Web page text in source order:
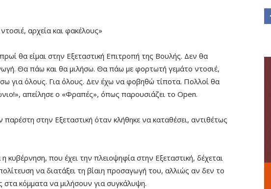
αρχεία και φακέλους»
θα είμαι στην Εξεταστική Επιτροπή της Βουλής. Δεν θα
Θα πάω και θα μιλήσω. Θα πάω με φορτωτή γεμάτο ντοσιέ,
για όλους. Για όλους. Δεν έχω να φοβηθώ τίποτα. Πολλοί θα
απείλησε ο «Φραπές», όπως παρουσιάζει το Open.
παρέστη στην Εξεταστική όταν κλήθηκε να καταθέσει, αντιθέτως
η κυβέρνηση, που έχει την πλειοψηφία στην Εξεταστική, δέχεται
να διατάξει τη βίαιη προσαγωγή του, αλλιώς αν δεν το
στα κόμματα να μιλήσουν για συγκάλυψη.